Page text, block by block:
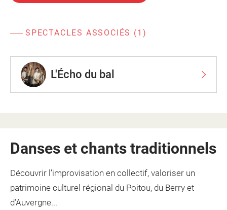
SPECTACLES ASSOCIÉS (1)
L'Écho du bal
Danses et chants traditionnels
Découvrir l’improvisation en collectif, valoriser un
patrimoine culturel régional du Poitou, du Berry et
d’Auvergne...